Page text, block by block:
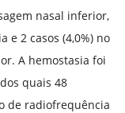
nasal inferior,
e 2 casos (4,0%) no
A hemostasia foi
quais 48
de radiofrequência